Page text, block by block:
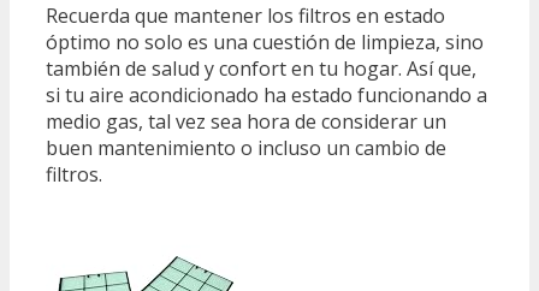
Recuerda que mantener los filtros en estado
óptimo no solo es una cuestión de limpieza, sino
también de salud y confort en tu hogar. Así que,
si tu aire acondicionado ha estado funcionando a
medio gas, tal vez sea hora de considerar un
buen mantenimiento o incluso un cambio de
filtros.